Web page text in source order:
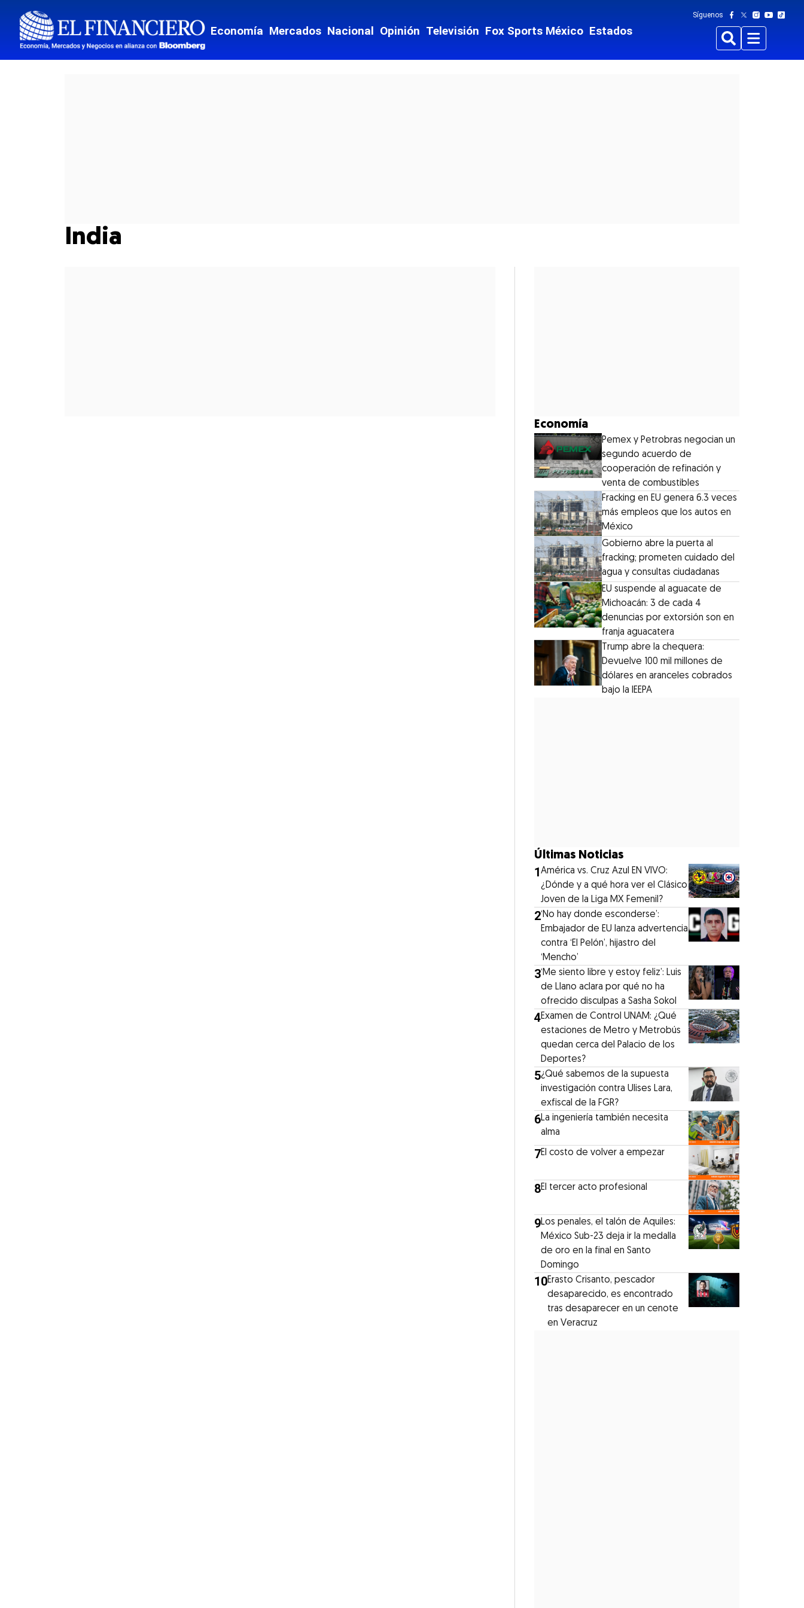
Economía Mercados Nacional Opinión Televisión Fox Sports México Estados
Síguenos
BuscarMenu
India
Economía
Pemex y Petrobras negocian un
segundo acuerdo de
cooperación de refinación y
venta de combustibles
Fracking en EU genera 6.3 veces
más empleos que los autos en
México
Gobierno abre la puerta al
fracking; prometen cuidado del
agua y consultas ciudadanas
EU suspende al aguacate de
Michoacán: 3 de cada 4
denuncias por extorsión son en
franja aguacatera
Trump abre la chequera:
Devuelve 100 mil millones de
dólares en aranceles cobrados
bajo la IEEPA
Últimas Noticias
1América vs. Cruz Azul EN VIVO:
¿Dónde y a qué hora ver el Clásico
Joven de la Liga MX Femenil?
2‘No hay donde esconderse’:
Embajador de EU lanza advertencia
contra ‘El Pelón’, hijastro del
‘Mencho’
3‘Me siento libre y estoy feliz’: Luis
de Llano aclara por qué no ha
ofrecido disculpas a Sasha Sokol
4Examen de Control UNAM: ¿Qué
estaciones de Metro y Metrobús
quedan cerca del Palacio de los
Deportes?
5¿Qué sabemos de la supuesta
investigación contra Ulises Lara,
exfiscal de la FGR?
6La ingeniería también necesita
alma
7El costo de volver a empezar
8El tercer acto profesional
9Los penales, el talón de Aquiles:
México Sub-23 deja ir la medalla
de oro en la final en Santo
Domingo
10Erasto Crisanto, pescador
desaparecido, es encontrado
tras desaparecer en un cenote
en Veracruz